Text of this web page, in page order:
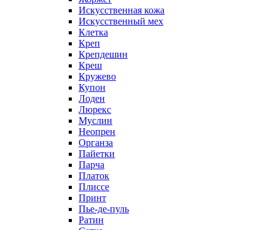
Искусственная кожа
Искусственный мех
Клетка
Креп
Крепдешин
Креш
Кружево
Купон
Лоден
Люрекс
Муслин
Неопрен
Органза
Пайетки
Парча
Платок
Плиссе
Принт
Пье-де-пуль
Ратин